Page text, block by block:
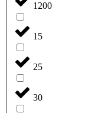
1200
15
25
30